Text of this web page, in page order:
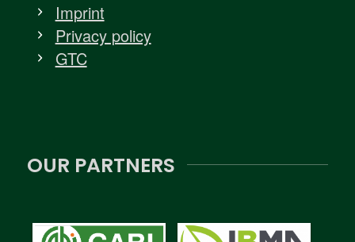
Imprint
Privacy policy
GTC
OUR PARTNERS